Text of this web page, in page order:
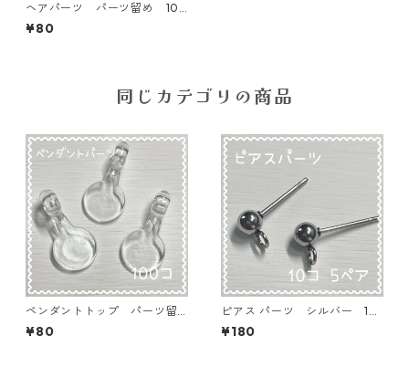
ヘアパーツ パーツ留め 100
個【AP-anp-7×9×4】
¥80
同じカテゴリの商品
ペンダントトップ パーツ留
め 100個【AP-DPT-100】
¥80
ピアス パーツ シルバー 10
個5ペア【AP-ERG-TS-10】
¥180